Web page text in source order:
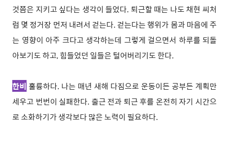
것쯤은 지키고 싶다는 생각이 들었다. 퇴근할 때는 나도 채현 씨처
럼 몇 정거장 먼저 내려서 걷는다. 걷는다는 행위가 몸과 마음에 주
는 영향이 아주 크다고 생각하는데 그렇게 걸으면서 하루를 되돌
아보기도 하고, 힘들었던 일들은 털어버리기도 한다.
한비 훌륭하다. 나는 매년 새해 다짐으로 운동이든 공부든 계획만
세우고 번번이 실패한다. 출근 전과 퇴근 후를 온전히 자기 시간으
로 소화하기가 생각보다 많은 노력이 필요하다.